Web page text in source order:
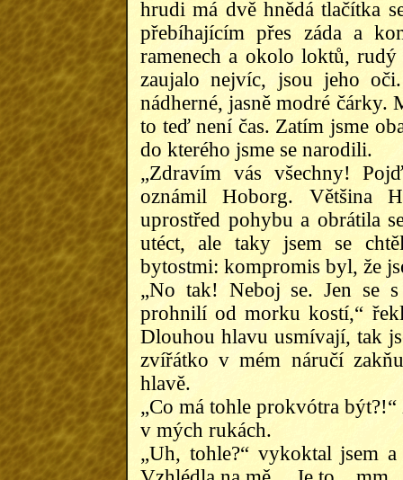
hrudi má dvě hnědá tlačítka
přebíhajícím přes záda a
ramenech a okolo loktů,
zaujalo nejvíc, jsou jeho
nádherné, jasně modré čárky.
to teď není čas. Zatím jsme
do kterého jsme se narodili.
„Zdravím vás všechny!
oznámil Hoborg. Většina
uprostřed pohybu a obrátila
utéct, ale taky jsem se
bytostmi: kompromis byl, že
„No tak! Neboj se. Jen se
prohnilí od morku kostí,“
Dlouhou hlavu usmívají, tak
zvířátko v mém náručí
hlavě.
„Co má tohle prokvótra
v mých rukách.
„Uh, tohle?“ vykoktal jsem